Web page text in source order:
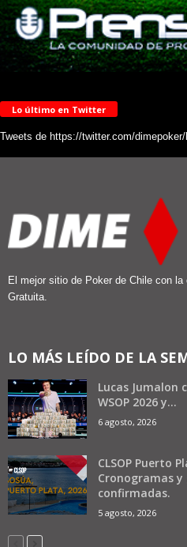
Lo último en Twitter
Tweets de https://twitter.com/
El mejor sitio de Poker de Chile con
Gratuita.
LO MÁS LEÍDO DE LA
Lucas Jumalon
WSOP 2026 y...
6 agosto, 2026
CLSOP Puerto
Cronogramas y
confirmadas.
5 agosto, 2026